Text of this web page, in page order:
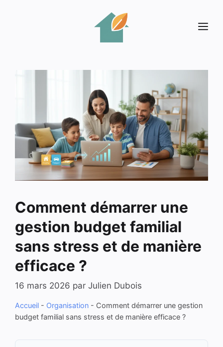
Comment démarrer une
gestion budget familial
sans stress et de manière
efficace ?
16 mars 2026 par Julien Dubois
Accueil - Organisation - Comment démarrer une gestion
budget familial sans stress et de manière efficace ?